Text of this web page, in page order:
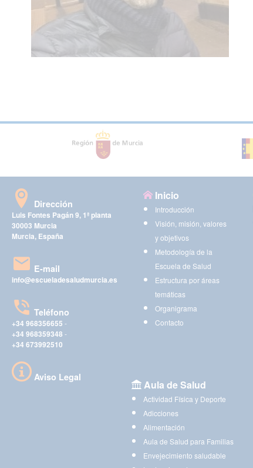
Dirección
Luis Fontes Pagán 9, 1ª planta
30003 Murcia
Murcia, España
E-mail
info@escueladesaludmurcia.es
Teléfono
+34 968356655 -
+34 968359348 -
+34 673992510
Aviso Legal
Inicio
Introducción
Visión, misión, valores
y objetivos
Metodología de la
Escuela de Salud
Estructura por áreas
temáticas
Organigrama
Contacto
Aula de Salud
Actividad Física y Deporte
Adicciones
Alimentación
Aula de Salud para Familias
Envejecimiento saludable